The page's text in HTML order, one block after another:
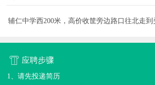
应聘步骤
1、请先投递简历